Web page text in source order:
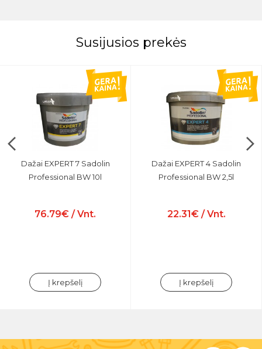
Susijusios prekės
Dažai EXPERT 7 Sadolin
Professional BW 10l
76.79€ / Vnt.
Į krepšelį
Dažai EXPERT 4 Sadolin
Professional BW 2,5l
22.31€ / Vnt.
Į krepšelį